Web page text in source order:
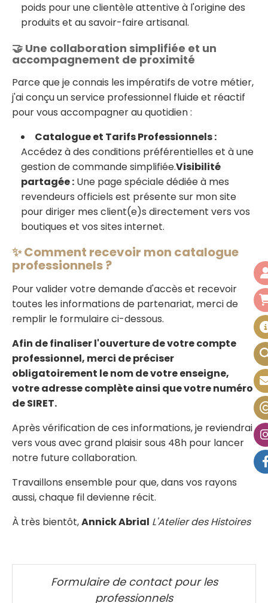
poids pour une clientèle attentive à l'origine des
produits et au savoir-faire artisanal.
🤝 Une collaboration simplifiée et un
accompagnement de proximité
Parce que je connais les impératifs de votre métier,
j'ai conçu un service professionnel fluide et réactif
pour vous accompagner au quotidien :
Catalogue et Tarifs Professionnels :
Accédez à des conditions préférentielles et à une
gestion de commande simplifiée.Visibilité
partagée : Une page spéciale dédiée à mes
revendeurs officiels est présente sur mon site
pour diriger mes client(e)s directement vers vos
boutiques et vos sites internet.
✨ Comment recevoir mon catalogue
professionnels ?
Pour valider votre demande d'accès et recevoir
toutes les informations de partenariat, merci de
remplir le formulaire ci-dessous.
Afin de finaliser l'ouverture de votre compte
professionnel, merci de préciser
obligatoirement le nom de votre enseigne,
votre adresse complète ainsi que votre numéro
de SIRET.
Après vérification de ces informations, je reviendrai
vers vous avec grand plaisir sous 48h pour lancer
notre future collaboration.
Travaillons ensemble pour que, dans vos rayons
aussi, chaque fil devienne récit.
À très bientôt,Annick Abrial L'Atelier des Histoires
Formulaire de contact pour les
professionnels